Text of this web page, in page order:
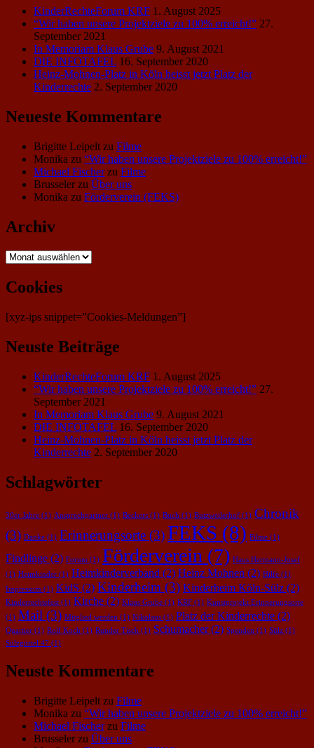
KinderRechteForum KRF 1. August 2025
“Wir haben unsere Projektziele zu 100% erreicht!” 27.
September 2021
In Memoriam Klaus Grube 9. August 2021
DIE INFOTAFEL 16. September 2020
Heinz-Mohnen-Platz in Köln heisst jetzt Platz der
Kinderrechte 2. September 2020
Neueste Kommentare
Brigitte Leipelt zu Filme
Monika zu “Wir haben unsere Projektziele zu 100% erreicht!”
Michael Fischerzu Filme
Brusseler zu Über uns
Monika zu Förderverein (FEKS)
Archiv
Archiv
Cookies
[xyz-ips snippet=”Cookies-Meldungen”]
Neuste Beiträge
KinderRechteForum KRF 1. August 2025
“Wir haben unsere Projektziele zu 100% erreicht!” 27.
September 2021
In Memoriam Klaus Grube 9. August 2021
DIE INFOTAFEL 16. September 2020
Heinz-Mohnen-Platz in Köln heisst jetzt Platz der
Kinderrechte 2. September 2020
Schlagwörter
30er Jahre (1) Ansprechpartner (1) Beckers (1) Buch (1) Butzweilerhof (1) Chronik
(3) Danke (1) Erinnerungsorte (3)FEKS (8) Filme (1)
Findlinge (2) Forum (1) Förderverein (7) Haus Hermann-Josef
(1) Heimkinder (1) Heimkinderverband (2) Heinz Mohnen (2) Hilfe (1)
Impressum (1) KidS (2) Kinderheim (3) Kinderheim Köln-Sülz (2)
Kinderrechtefest (1) Kirche (2) Klaus Grube (1) KRF (1) Kunstprojekt Erinnerungsorte
(1) Mail (3) Mitglied werden (1) Nikolaus (1) Platz der Kinderrechte (2)
Quartier (1) Rolf Koch (1) Runder Tisch (1) Schumacher(2) Spenden (1) Sülz (1)
Sülzgürtel 47 (1)
Neuste Kommentare
Brigitte Leipelt zu Filme
Monika zu “Wir haben unsere Projektziele zu 100% erreicht!”
Michael Fischerzu Filme
Brusseler zu Über uns